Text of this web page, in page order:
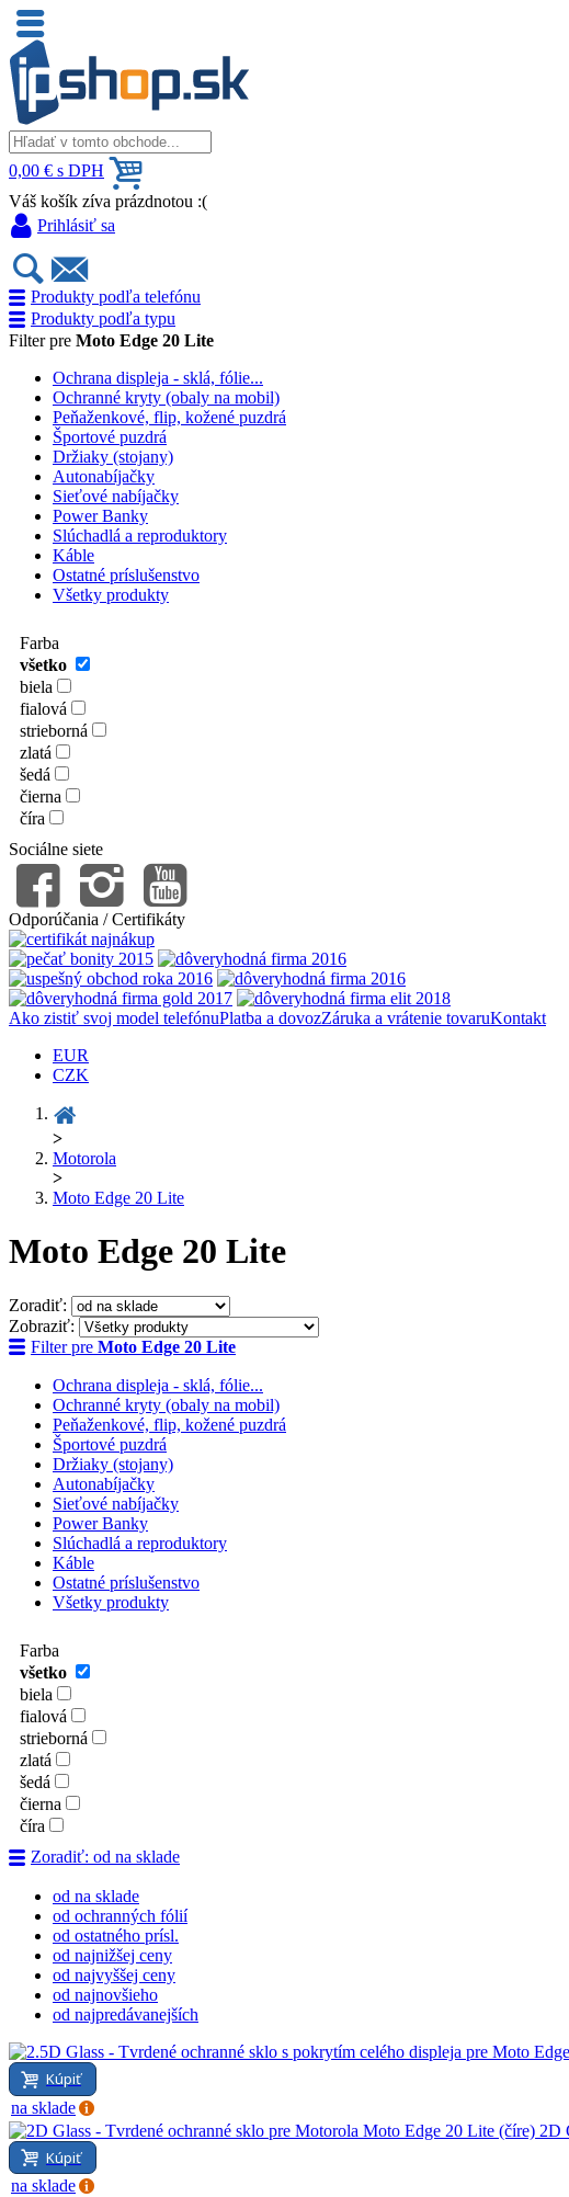
0,00 € s DPH
Váš košík zíva prázdnotou :(
Prihlásiť sa
Produkty podľa telefónu
Produkty podľa typu
Filter pre Moto Edge 20 Lite
Ochrana displeja - sklá, fólie...
Ochranné kryty (obaly na mobil)
Peňaženkové, flip, kožené puzdrá
Športové puzdrá
Držiaky (stojany)
Autonabíjačky
Sieťové nabíjačky
Power Banky
Slúchadlá a reproduktory
Káble
Ostatné príslušenstvo
Všetky produkty
Farba
všetko
biela
fialová
strieborná
zlatá
šedá
čierna
číra
Sociálne siete
Odporúčania / Certifikáty
Ako zistiť svoj model telefónuPlatba a dovozZáruka a vrátenie tovaruKontakt
EUR
CZK
>
Motorola
>
Moto Edge 20 Lite
Moto Edge 20 Lite
Zoradiť:
Zobraziť:
Filter pre Moto Edge 20 Lite
Ochrana displeja - sklá, fólie...
Ochranné kryty (obaly na mobil)
Peňaženkové, flip, kožené puzdrá
Športové puzdrá
Držiaky (stojany)
Autonabíjačky
Sieťové nabíjačky
Power Banky
Slúchadlá a reproduktory
Káble
Ostatné príslušenstvo
Všetky produkty
Farba
všetko
biela
fialová
strieborná
zlatá
šedá
čierna
číra
Zoradiť: od na sklade
od na sklade
od ochranných fólií
od ostatného prísl.
od najnižšej ceny
od najvyššej ceny
od najnovšieho
od najpredávanejších
Kúpiť
na sklade
2D
Kúpiť
na sklade